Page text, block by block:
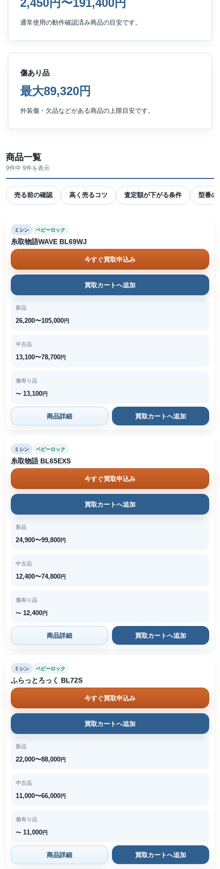
2,450円〜191,400円
通常使用の動作確認済み商品の目安です。
傷あり品
最大89,320円
外装傷・欠品などがある商品の上限目安です。
商品一覧
9件中 9件を表示
売る前の確認 高く売るコツ 査定額が下がる条件 型番の
ミシン ベビーロック
糸取物語WAVE BL69WJ
今すぐ買取申込み
買取カートへ追加
新品
26,200〜105,000円
中古品
13,100〜78,700円
傷有り品
〜 13,100円
商品詳細 買取カートへ追加
ミシン ベビーロック
糸取物語 BL65EXS
今すぐ買取申込み
買取カートへ追加
新品
24,900〜99,800円
中古品
12,400〜74,800円
傷有り品
〜 12,400円
商品詳細 買取カートへ追加
ミシン ベビーロック
ふらっとろっく BL72S
今すぐ買取申込み
買取カートへ追加
新品
22,000〜88,000円
中古品
11,000〜66,000円
傷有り品
〜 11,000円
商品詳細 買取カートへ追加